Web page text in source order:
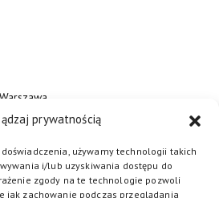
prywatnością
używamy technologii takich
i/lub uzyskiwania dostępu do
zgody na te technologie pozwoli
jak zachowanie podczas przeglądania